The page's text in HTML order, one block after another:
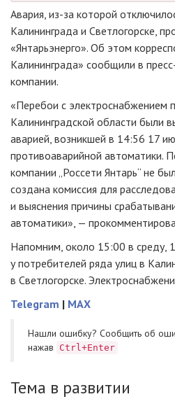
Авария, из-за которой
Калининграда и Светлогорске,
«Янтарьэнерго». Об этом
Калининграда» сообщили в
компании.
«Перебои с электроснабжением
Калининградской области были
аварией, возникшей в 14:56 17
противоаварийной автоматики.
компании „Россети Янтарь“ не
создана комиссия для
и выяснения причины
автоматики», —
Напомним, около 15:00 в среду,
у потребителей ряда улиц в
в Светлогорске.
Telegram | MAX
Нашли ошибку? Cообщить об
нажав
Ctrl+Enter
Тема в развитии